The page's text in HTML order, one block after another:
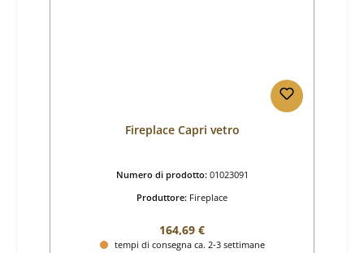
Fireplace Capri vetro
Numero di prodotto: 01023091
Produttore: Fireplace
Prezzo normale:
164,69 €
tempi di consegna ca. 2-3 settimane